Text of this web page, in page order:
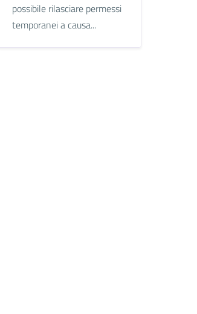
possibile rilasciare permessi
temporanei a causa...